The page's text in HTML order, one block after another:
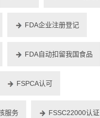
FDA企业注册登记
FDA自动扣留我国食品
FSPCA认可
服务 FSSC22000认证